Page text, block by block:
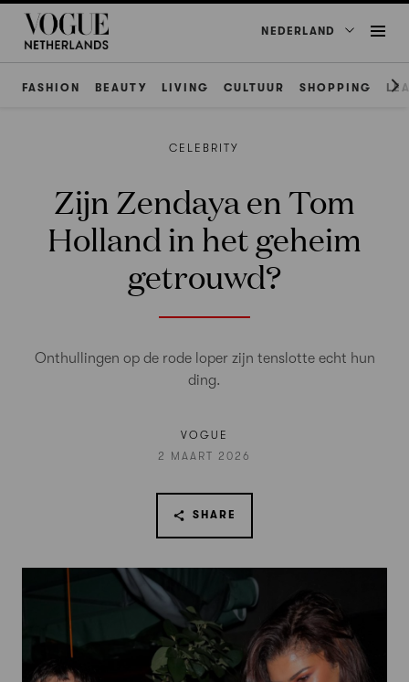
NEDERLAND
FASHION BEAUTY LIVING CULTUUR SHOPPING
CELEBRITY
Zijn Zendaya en Tom
Holland in het geheim
getrouwd?
Onthullingen op de rode loper zijn tenslotte echt hun
ding.
VOGUE
2 MAART 2026
SHARE